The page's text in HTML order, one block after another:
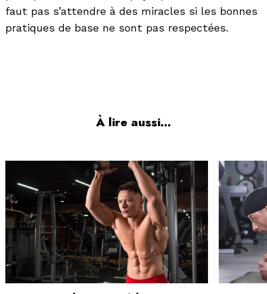
faut pas s’attendre à des miracles si les bonnes
pratiques de base ne sont pas respectées.
À lire aussi...